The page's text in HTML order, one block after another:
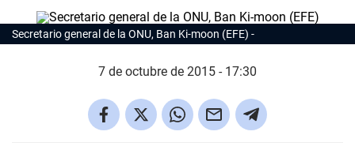
Secretario general de la ONU, Ban Ki-moon (EFE)
7 de octubre de 2015 - 17:30